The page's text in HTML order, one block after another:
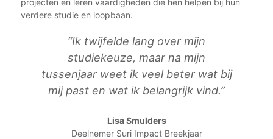
verdere studie en loopbaan.
“Ik twijfelde lang over mijn
studiekeuze, maar na mijn
tussenjaar weet ik veel beter wat bij
mij past en wat ik belangrijk vind.”
Lisa Smulders
Deelnemer Suri Impact Breekjaar